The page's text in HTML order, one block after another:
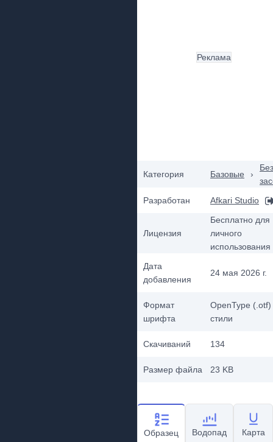
Категория Базовые ›
Без
Разработан
Afkari Studio
Лицензия
Бесплатно для
личного
использования
Дата
добавления
24 мая 2026 г.
Формат
шрифта
OpenType (.otf)
стили
Скачиваний 134
Размер файла 23 KB
Реклама
Образец Водопад Карта